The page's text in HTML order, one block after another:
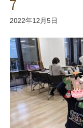
7
2022年12月5日